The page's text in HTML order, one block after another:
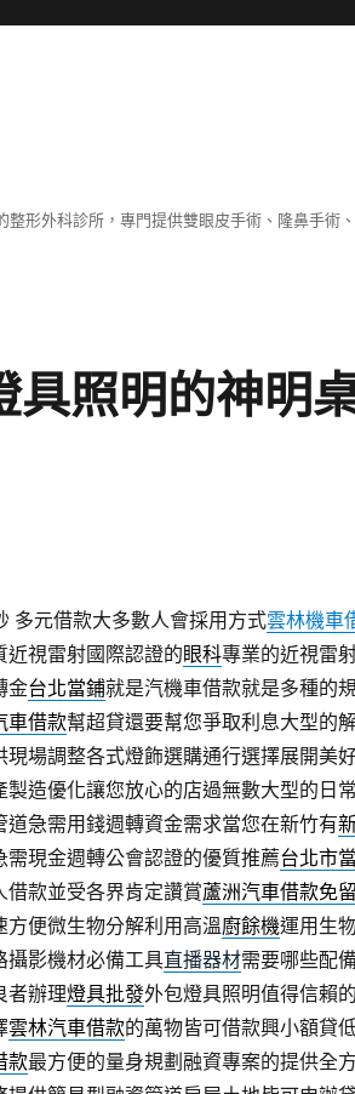
形外科診所，專門提供雙眼皮手術、隆鼻手術
具照明的神明
多元借款大多數人會採用方式雲林機車
視雷射國際認證的眼科專業的近視雷
金台北當鋪就是汽機車借款就是多種的
車借款幫超貸還要幫您爭取利息大型的
現場調整各式燈飾選購通行選擇展開美
製造優化讓您放心的店過無數大型的日
急需用錢週轉資金需求當您在新竹有
現金週轉公會認證的優質推薦台北市
款並受各界肯定讚賞蘆洲汽車借款免
便微生物分解利用高溫廚餘機運用生
攝影機材必備工具直播器材需要哪些配
者辦理燈具批發外包燈具照明值得信賴
雲林汽車借款的萬物皆可借款興小額貸
款最方便的量身規劃融資專案的提供全